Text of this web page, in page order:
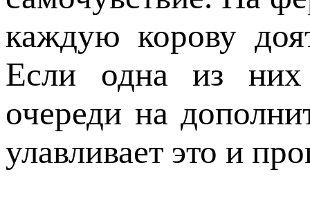
каждую корову
Если одна из них
очереди на
улавливает это и